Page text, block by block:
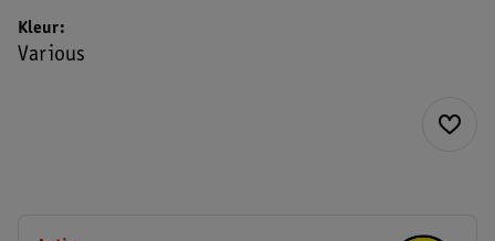
Kleur
Various